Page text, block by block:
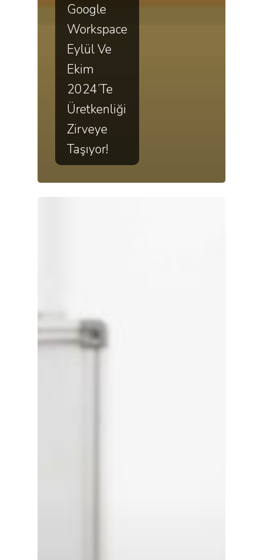
Google
Workspace
Eylül Ve
Ekim
2024’te
Üretkenliği
Zirveye
Taşıyor!